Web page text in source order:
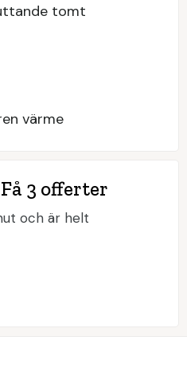
tomt
värme
3 offerter
och är helt